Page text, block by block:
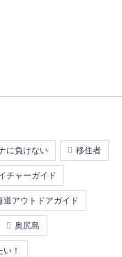
に負けない 移住者
チャーガイド
道アウトドアガイド
奥尻島
！